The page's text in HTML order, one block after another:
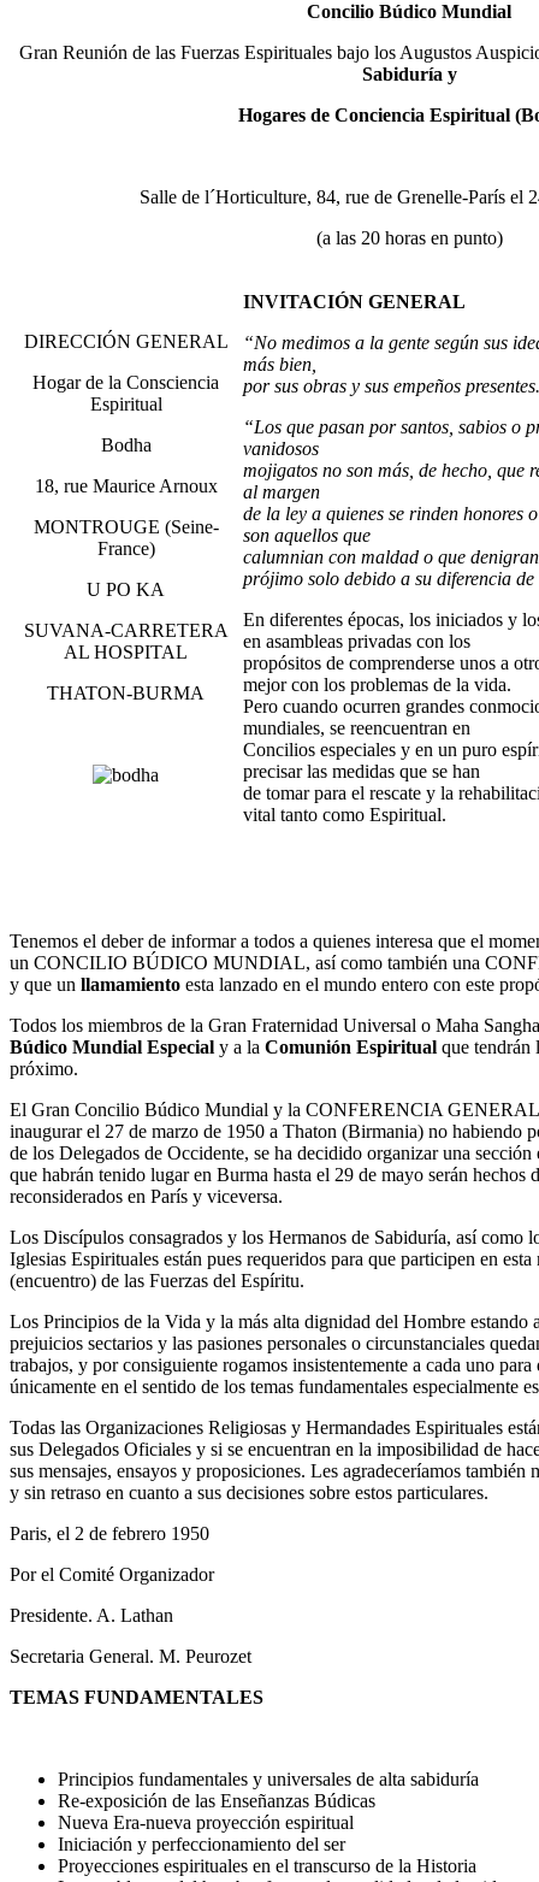
Concilio Búdico Mundial
Gran Reunión de las Fuerzas Espirituales bajo los Augustos
Sabiduría y
Hogares de Conciencia Espiritual
Salle de l´Horticulture, 84, rue de Grenelle-París el
(a las 20 horas en punto)
DIRECCIÓN GENERAL
Hogar de la Consciencia
Espiritual
Bodha
18, rue Maurice Arnoux
MONTROUGE (Seine-
France)
U PO KA
SUVANA-CARRETERA
AL HOSPITAL
THATON-BURMA
INVITACIÓN GENERAL
“No medimos a la gente según sus
más bien,
por sus obras y sus empeños
“Los que pasan por santos, sabios o
vanidosos
mojigatos no son más, de hecho, que
al margen
de la ley a quienes se rinden honores
son aquellos que
calumnian con maldad o que
prójimo solo debido a su diferencia
En diferentes épocas, los iniciados y
en asambleas privadas con los
propósitos de comprenderse unos a
mejor con los problemas de la vida.
Pero cuando ocurren grandes
mundiales, se reencuentran en
Concilios especiales y en un puro
precisar las medidas que se han
de tomar para el rescate y la
vital tanto como Espiritual.
Tenemos el deber de informar a todos a quienes interesa que el
un CONCILIO BÚDICO MUNDIAL, así como también una
y que un llamamiento esta lanzado en el mundo entero con este
Todos los miembros de la Gran Fraternidad Universal o Maha
Búdico Mundial Especial y a la Comunión Espiritual que tendrán
próximo.
El Gran Concilio Búdico Mundial y la CONFERENCIA GENERAL
inaugurar el 27 de marzo de 1950 a Thaton (Birmania) no habiendo
de los Delegados de Occidente, se ha decidido organizar una
que habrán tenido lugar en Burma hasta el 29 de mayo serán hechos
reconsiderados en París y viceversa.
Los Discípulos consagrados y los Hermanos de Sabiduría, así como
Iglesias Espirituales están pues requeridos para que participen en
(encuentro) de las Fuerzas del Espíritu.
Los Principios de la Vida y la más alta dignidad del Hombre estando
prejuicios sectarios y las pasiones personales o circunstanciales
trabajos, y por consiguiente rogamos insistentemente a cada uno para
únicamente en el sentido de los temas fundamentales especialmente
Todas las Organizaciones Religiosas y Hermandades Espirituales
sus Delegados Oficiales y si se encuentran en la imposibilidad de
sus mensajes, ensayos y proposiciones. Les agradeceríamos también
y sin retraso en cuanto a sus decisiones sobre estos particulares.
Paris, el 2 de febrero 1950
Por el Comité Organizador
Presidente. A. Lathan
Secretaria General. M. Peurozet
TEMAS FUNDAMENTALES
Principios fundamentales y universales de alta sabiduría
Re-exposición de las Enseñanzas Búdicas
Nueva Era-nueva proyección espiritual
Iniciación y perfeccionamiento del ser
Proyecciones espirituales en el transcurso de la Historia